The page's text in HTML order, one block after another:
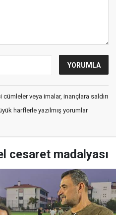
veya imalar, inançlara saldırı
harflerle yazılmış yorumlar
cesaret madalyası